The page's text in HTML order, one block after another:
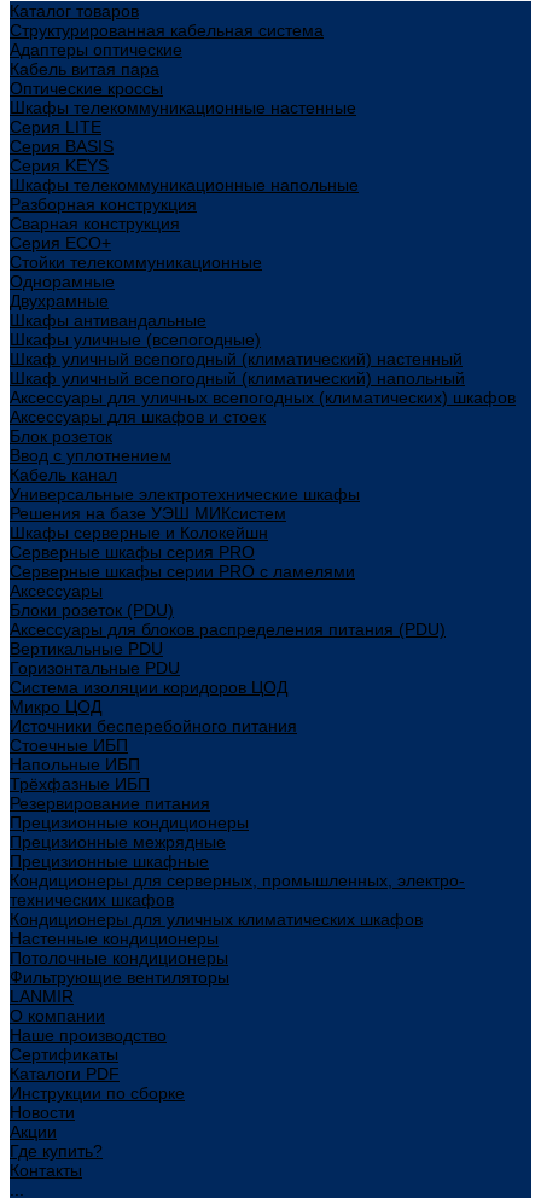
Каталог товаров
Структурированная кабельная система
Адаптеры оптические
Кабель витая пара
Оптические кроссы
Шкафы телекоммуникационные настенные
Cерия LITE
Cерия BASIS
Cерия KEYS
Шкафы телекоммуникационные напольные
Разборная конструкция
Сварная конструкция
Серия ECO+
Стойки телекоммуникационные
Однорамные
Двухрамные
Шкафы антивандальные
Шкафы уличные (всепогодные)
Шкаф уличный всепогодный (климатический) настенный
Шкаф уличный всепогодный (климатический) напольный
Аксессуары для уличных всепогодных (климатических) шкафов
Аксессуары для шкафов и стоек
Блок розеток
Ввод с уплотнением
Кабель канал
Универсальные электротехнические шкафы
Решения на базе УЭШ МИКсистем
Шкафы серверные и Колокейшн
Серверные шкафы серия PRO
Серверные шкафы серии PRO с ламелями
Аксессуары
Блоки розеток (PDU)
Аксессуары для блоков распределения питания (PDU)
Вертикальные PDU
Горизонтальные PDU
Система изоляции коридоров ЦОД
Микро ЦОД
Источники бесперебойного питания
Стоечные ИБП
Напольные ИБП
Трёхфазные ИБП
Резервирование питания
Прецизионные кондиционеры
Прецизионные межрядные
Прецизионные шкафные
Кондиционеры для серверных, промышленных, электро-
технических шкафов
Кондиционеры для уличных климатических шкафов
Настенные кондиционеры
Потолочные кондиционеры
Фильтрующие вентиляторы
LANMIR
О компании
Наше производство
Сертификаты
Каталоги PDF
Инструкции по сборке
Новости
Акции
Где купить?
Контакты